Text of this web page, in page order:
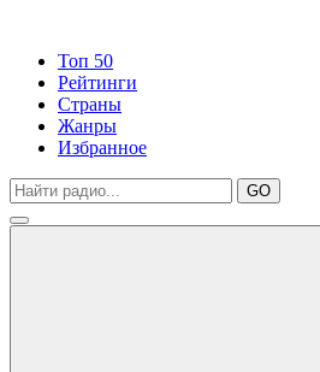
Топ 50
Рейтинги
Страны
Жанры
Избранное
GO